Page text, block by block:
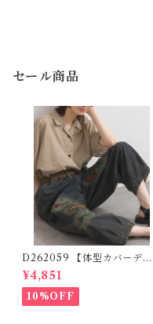
セール商品
D262059 【体型カバーデニ
ムシリーズ】 パッチワークロ
ゴデニムパンツ / Patchwork
Logo Denim Pants
¥4,851
10%OFF